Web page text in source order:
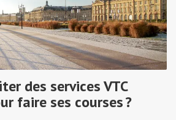
des services VTC
faire ses courses ?